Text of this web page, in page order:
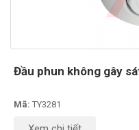
Đầu phun không gây
Mã: TY3281